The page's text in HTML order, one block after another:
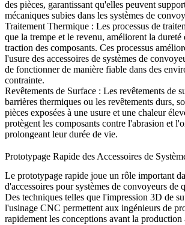
des pièces, garantissant qu'elles peuvent
mécaniques subies dans les systèmes de
Traitement Thermique : Les processus de
que la trempe et le revenu, améliorent la dureté
traction des composants. Ces processus
l'usure des accessoires de systèmes de
de fonctionner de manière fiable dans des
contrainte.
Revêtements de Surface : Les revêtements de
barrières thermiques ou les revêtements durs,
pièces exposées à une usure et une chaleur
protègent les composants contre l'abrasion et
prolongeant leur durée de vie.
Prototypage Rapide des Accessoires de
Le prototypage rapide joue un rôle important
d'accessoires pour systèmes de convoyeurs de
Des techniques telles que l'impression 3D de
l'usinage CNC permettent aux ingénieurs de
rapidement les conceptions avant la production